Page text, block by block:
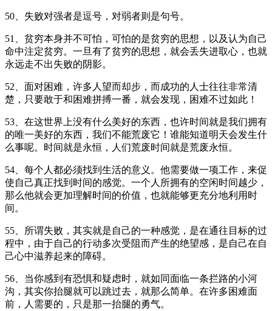
50、失败对强者是逗号，对弱者则是句号。
51、贫穷本身并不可怕，可怕的是贫穷的思想，以及认为自己
命中注定贫穷。一旦有了贫穷的思想，就会丢失进取心，也就
永远走不出失败的阴影。
52、面对困难，许多人望而却步，而成功的人士往往非常清
楚，只要敢于和困难拼搏一番，就会发现，困难不过如此！
53、在这世界上没有什么美好的东西，也许时间就是我们拥有
的唯一美好的东西，我们不能荒废它！谁能知道明天会发生什
么事呢。时间就是永恒，人们荒废时间就是荒废永恒。
54、每个人都必须找到生活的意义。他需要做一项工作，来促
使自己真正找到时间的感觉。一个人所拥有的空闲时间越少，
那么他就会更加理解时间的价值，也就能够更充分地利用时
间。
55、所谓失败，其实就是自己的一种感觉，是在通往目标的过
程中，由于自己的行动多次受阻而产生的绝望感，是自己在自
己心中滋养起来的障碍。
56、当你感到有恐惧和疑虑时，就如同面临一条拦路的小河
沟，其实你抬腿就可以跳过去，就那么简单。在许多困难面
前，人需要的，只是那一抬腿的勇气。